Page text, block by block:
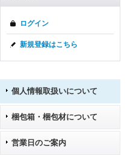
ログイン
新規登録はこちら
個人情報取扱いについて
梱包箱・梱包材について
営業日のご案内